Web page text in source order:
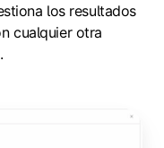
los resultados
cualquier otra